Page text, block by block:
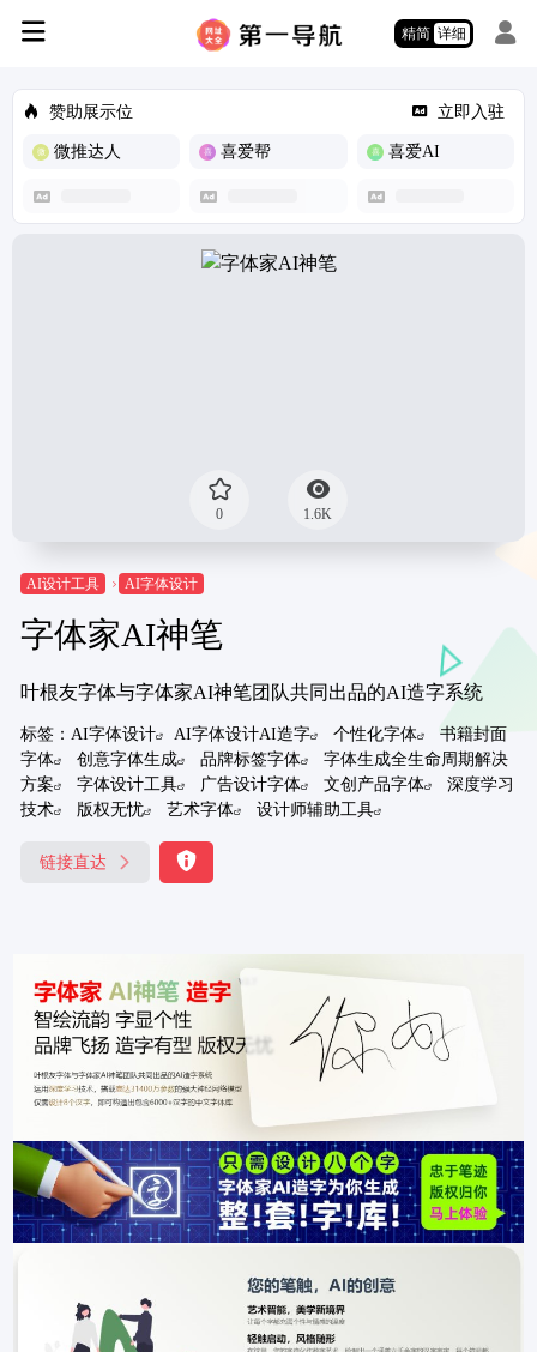
精简 详细
赞助展示位 立即入驻
微推达人 喜爱帮 喜爱AI
0 1.6K
AI设计工具 AI字体设计
字体家AI神笔
叶根友字体与字体家AI神笔团队共同出品的AI造字系统
标签： AI字体设计 AI字体设计AI造字 个性化字体
书籍封面
字体
创意字体生成 品牌标签字体
字体生成全生命周期解决
方案
字体设计工具 广告设计字体 文创产品字体
深度学习
技术
版权无忧 艺术字体 设计师辅助工具
链接直达